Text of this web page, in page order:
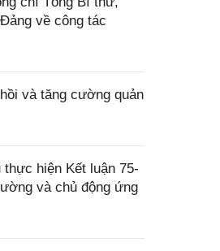
về công tác
và tăng cường quản
hiện Kết luận 75-
và chủ động ứng